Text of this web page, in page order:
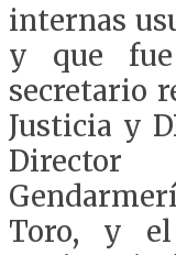
internas
y que fue
secretario
Justicia y
Director
Toro, y